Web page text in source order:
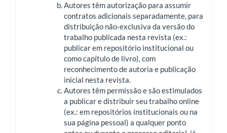
Autores têm autorização para assumir
contratos adicionais separadamente, para
distribuição não-exclusiva da versão do
trabalho publicada nesta revista (ex.:
publicar em repositório institucional ou
como capítulo de livro), com
reconhecimento de autoria e publicação
inicial nesta revista.
Autores têm permissão e são estimulados
a publicar e distribuir seu trabalho online
(ex.: em repositórios institucionais ou na
sua página pessoal) a qualquer ponto